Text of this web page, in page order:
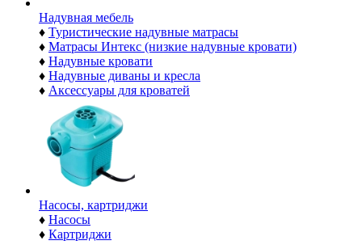
Надувная мебель
♦ Туристические надувные матрасы
♦ Матрасы Интекс (низкие надувные кровати)
♦ Надувные кровати
♦ Надувные диваны и кресла
♦ Аксессуары для кроватей
Насосы, картриджи
♦ Насосы
♦ Картриджи